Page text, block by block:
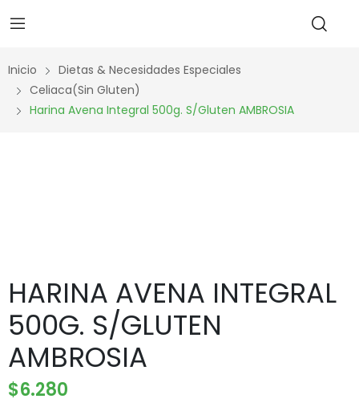
Inicio
Dietas & Necesidades Especiales
Celiaca(Sin Gluten)
Harina Avena Integral 500g. S/gluten AMBROSIA
HARINA AVENA INTEGRAL
500G. S/GLUTEN
AMBROSIA
$6.280